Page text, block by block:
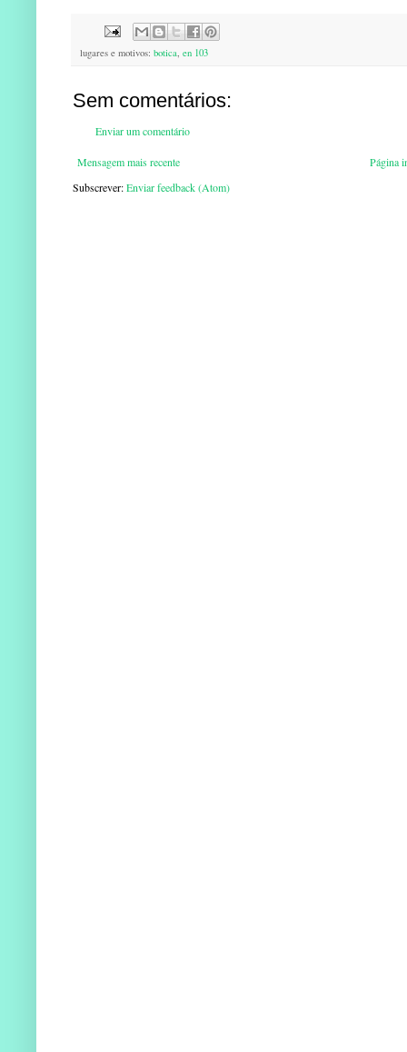
lugares e motivos: botica, en 103
Sem comentários:
Enviar um comentário
Mensagem mais recente
Página
Subscrever:Enviar feedback (Atom)